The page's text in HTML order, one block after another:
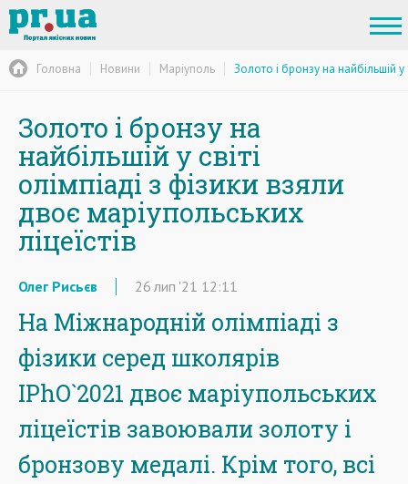
Головна Новини Маріуполь Золото і бронзу на найбільшій у
Золото і бронзу на
найбільшій у світі
олімпіаді з фізики взяли
двоє маріупольських
ліцеїстів
Олег Рисьєв 26 лип '21 12:11
На Міжнародній олімпіаді з
фізики серед школярів
IPhO`2021 двоє маріупольських
ліцеїстів завоювали золоту і
бронзову медалі. Крім того, всі